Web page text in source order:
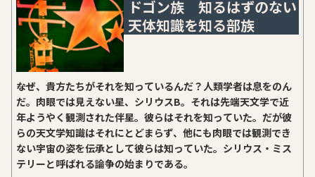
ドゴン族 知るはずのない
天体知識を知る部族
――なぜ、貴方たちがそれを知っているんだ？人類学者は息をのん
だ。肉眼では見えない星、シリウスB。それは先端天文学で近
年ようやく観測された伴星。彼らはそれを知っていた。だが彼
らの天文学知識はそれにとどまらず、他にも肉眼では観測でき
ない宇宙の姿を伝承として彼らは知っていた。シリウス・ミス
テリーと呼ばれる論争の始まりである。